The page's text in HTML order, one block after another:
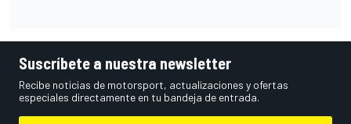
Suscríbete a nuestra newsletter
Recibe noticias de motorsport, actualizaciones y ofertas
especiales directamente en tu bandeja de entrada.